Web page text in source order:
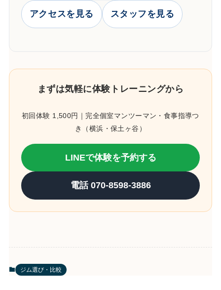
アクセスを見る スタッフを見る
まずは気軽に体験トレーニングから
初回体験 1,500円｜完全個室マンツーマン・食事指導つ
き（横浜・保土ヶ谷）
LINEで体験を予約する
電話 070-8598-3886
ジム選び・比較